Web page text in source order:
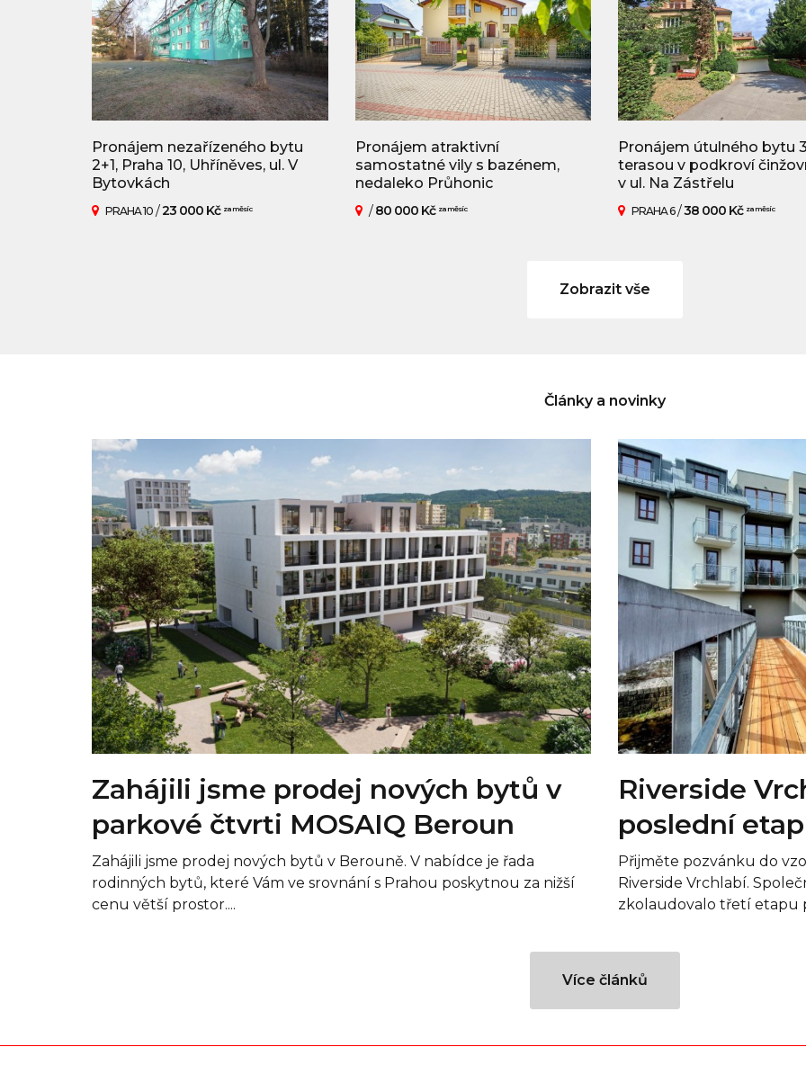
Pronájem nezařízeného bytu
2+1, Praha 10, Uhříněves, ul. V
Bytovkách
PRAHA 10 /23 000 Kč za měsíc
Pronájem atraktivní
samostatné vily s bazénem,
nedaleko Průhonic
/80 000 Kč za měsíc
Pronájem útulného bytu
terasou v podkroví
v ul. Na Zástřelu
PRAHA 6/38 000 Kč za měsíc
Zobrazit vše
Články a novinky
Zahájili jsme prodej nových bytů v
parkové čtvrti MOSAIQ Beroun
Zahájili jsme prodej nových bytů v Berouně. V nabídce je řada
rodinných bytů, které Vám ve srovnání s Prahou poskytnou za nižší
cenu větší prostor....
Riverside
poslední
Přijměte pozvánku do
Riverside Vrchlabí.
zkolaudovalo třetí etapu
Více článků